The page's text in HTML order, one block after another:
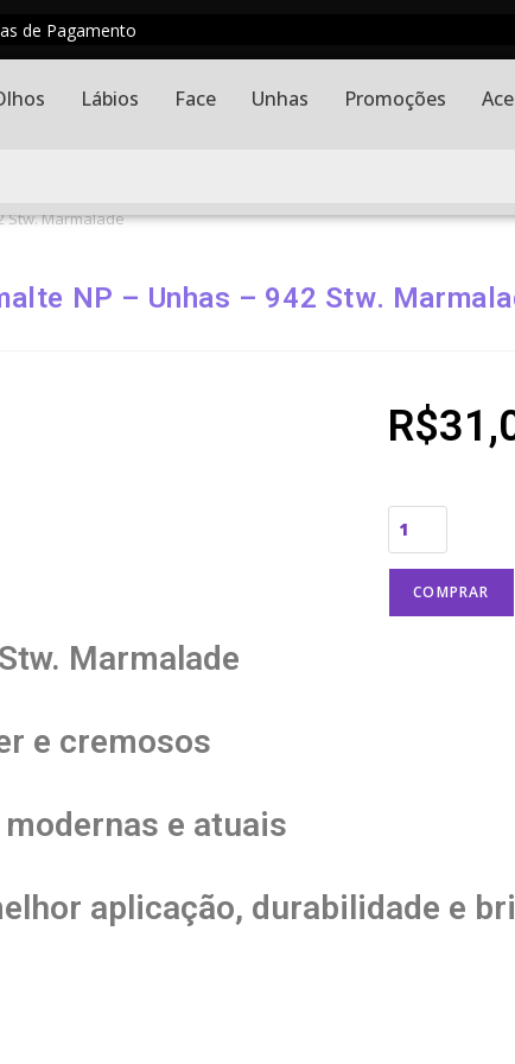
de Pagamento
Lábios Face Unhas Promoções
Stw. Marmalade
NP – Unhas – 942 Stw.
R$
COMPRAR
Marmalade
e cremosos
e atuais
aplicação, durabilidade e